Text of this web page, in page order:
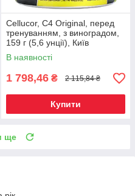
Cellucor, C4 Original, перед
тренуванням, з виноградом,
159 г (5,6 унції), Київ
В наявності
1 798,46 ₴ 2 115,84 ₴
Купити
ще